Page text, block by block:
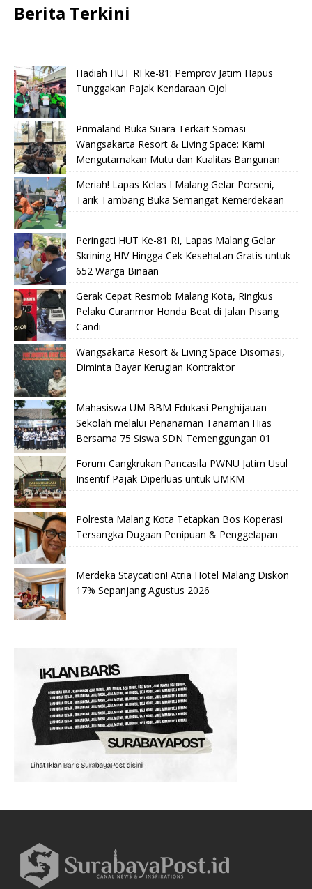
Berita Terkini
Hadiah HUT RI ke-81: Pemprov Jatim Hapus
Tunggakan Pajak Kendaraan Ojol
Primaland Buka Suara Terkait Somasi
Wangsakarta Resort & Living Space: Kami
Mengutamakan Mutu dan Kualitas Bangunan
Meriah! Lapas Kelas I Malang Gelar Porseni,
Tarik Tambang Buka Semangat Kemerdekaan
Peringati HUT Ke-81 RI, Lapas Malang Gelar
Skrining HIV Hingga Cek Kesehatan Gratis untuk
652 Warga Binaan
Gerak Cepat Resmob Malang Kota, Ringkus
Pelaku Curanmor Honda Beat di Jalan Pisang
Candi
Wangsakarta Resort & Living Space Disomasi,
Diminta Bayar Kerugian Kontraktor
Mahasiswa UM BBM Edukasi Penghijauan
Sekolah melalui Penanaman Tanaman Hias
Bersama 75 Siswa SDN Temenggungan 01
Forum Cangkrukan Pancasila PWNU Jatim Usul
Insentif Pajak Diperluas untuk UMKM
Polresta Malang Kota Tetapkan Bos Koperasi
Tersangka Dugaan Penipuan & Penggelapan
Merdeka Staycation! Atria Hotel Malang Diskon
17% Sepanjang Agustus 2026